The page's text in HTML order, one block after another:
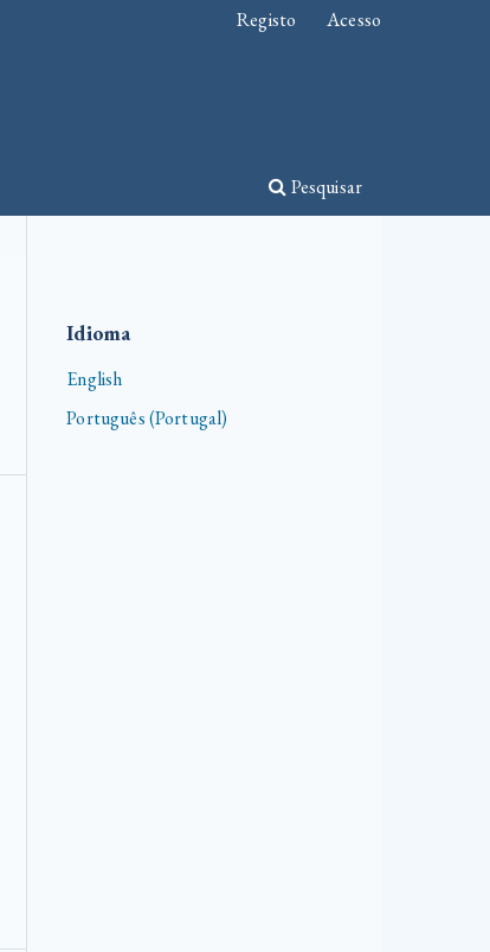
Pesquisar
Registo Acesso
Idioma
English
Português (Portugal)